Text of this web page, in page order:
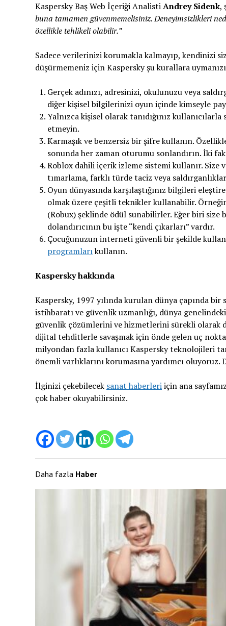
Kaspersky Baş Web İçeriği AnalistiAndrey Sidenk,
buna tamamen güvenmemelisiniz. Deneyimsizlikleri
özellikle tehlikeli olabilir.”
Sadece verilerinizi korumakla kalmayıp, kendinizi
düşürmemeniz için Kaspersky şu kurallara
Gerçek adınızı, adresinizi, okulunuzu veya
diğer kişisel bilgilerinizi oyun içinde kimseyle
Yalnızca kişisel olarak tanıdığınız
etmeyin.
Karmaşık ve benzersiz bir şifre kullanın.
sonunda her zaman oturumu sonlandırın. İki
Roblox dahili içerik izleme sistemi kullanır. Size
tımarlama, farklı türde taciz veya
Oyun dünyasında karşılaştığınız bilgileri
olmak üzere çeşitli teknikler kullanabilir.
(Robux) şeklinde ödül sunabilirler. Eğer biri
dolandırıcının bu işte “kendi çıkarları” vardır.
Çocuğunuzun interneti güvenli bir şekilde
programlarıkullanın.
Kaspersky hakkında
Kaspersky, 1997 yılında kurulan dünya çapında
istihbaratı ve güvenlik uzmanlığı, dünya
güvenlik çözümlerini ve hizmetlerini sürekli olarak
dijital tehditlerle savaşmak için önde gelen uç
milyondan fazla kullanıcı Kaspersky teknolojileri
önemli varlıklarını korumasına yardımcı oluyoruz.
İlginizi çekebilecek sanat haberleriiçin ana
çok haber okuyabilirsiniz.
Daha fazla Haber